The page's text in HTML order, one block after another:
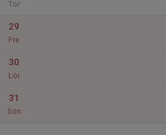
Tor
29
Fre
30
Lör
31
Sön